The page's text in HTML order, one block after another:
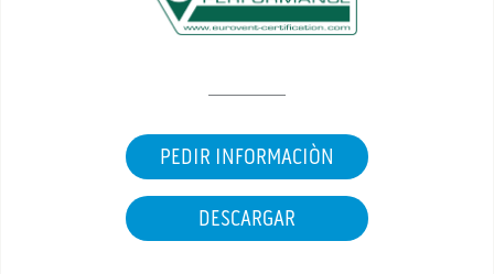
PEDIR INFORMACIÒN
DESCARGAR